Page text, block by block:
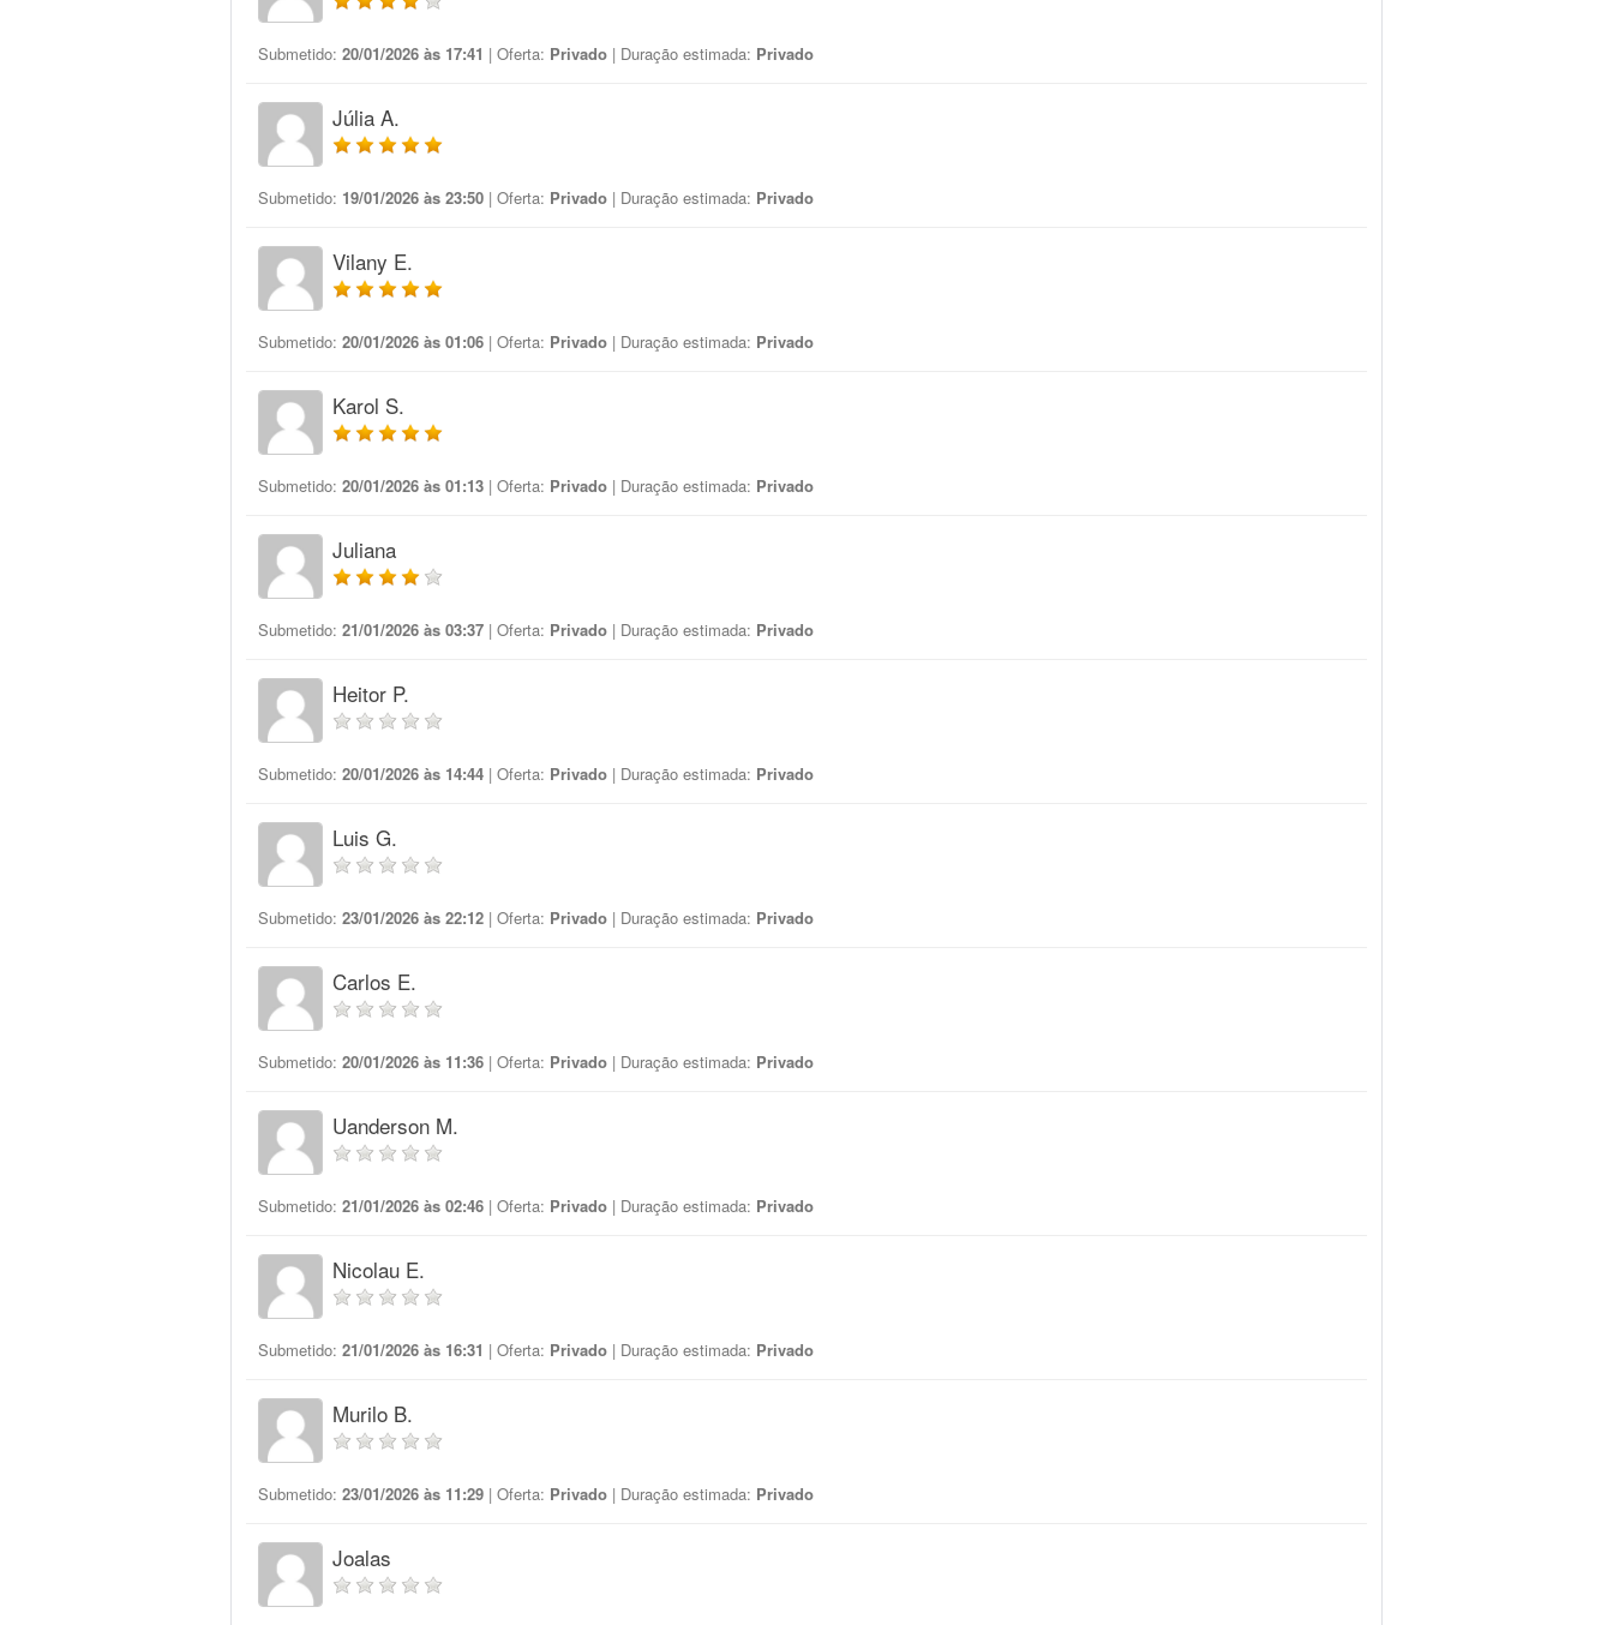
Submetido: 20/01/2026 às 17:41 | Oferta: Privado | Duração estimada: Privado
Júlia A.
Submetido: 19/01/2026 às 23:50 | Oferta: Privado | Duração estimada: Privado
Vilany E.
Submetido: 20/01/2026 às 01:06 | Oferta: Privado | Duração estimada: Privado
Karol S.
Submetido: 20/01/2026 às 01:13 | Oferta: Privado | Duração estimada: Privado
Juliana
Submetido: 21/01/2026 às 03:37 | Oferta: Privado | Duração estimada: Privado
Heitor P.
Submetido: 20/01/2026 às 14:44 | Oferta: Privado | Duração estimada: Privado
Luis G.
Submetido: 23/01/2026 às 22:12 | Oferta: Privado | Duração estimada: Privado
Carlos E.
Submetido: 20/01/2026 às 11:36 | Oferta: Privado | Duração estimada: Privado
Uanderson M.
Submetido: 21/01/2026 às 02:46 | Oferta: Privado | Duração estimada: Privado
Nicolau E.
Submetido: 21/01/2026 às 16:31 | Oferta: Privado | Duração estimada: Privado
Murilo B.
Submetido: 23/01/2026 às 11:29 | Oferta: Privado | Duração estimada: Privado
Joalas